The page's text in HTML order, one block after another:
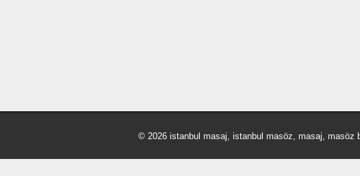
© 2026 istanbul masaj, istanbul masöz, masaj, masöz